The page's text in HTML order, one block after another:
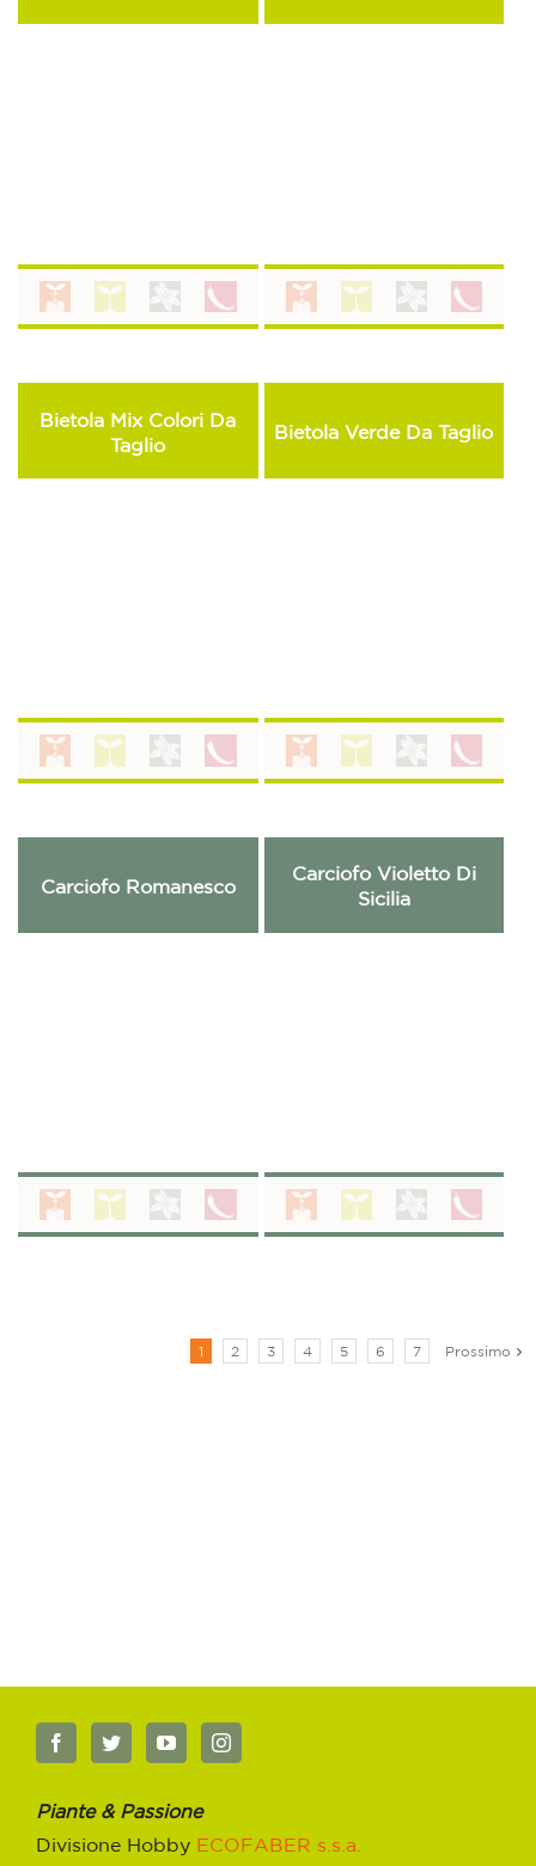
Bietola Mix Colori Da
Taglio
Bietola Verde Da Taglio
Carciofo Romanesco
Carciofo Violetto Di
Sicilia
1 2 3 4 5 6 7 Prossimo
Piante & Passione
Divisione Hobby ECOFABER s.s.a.